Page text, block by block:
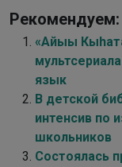
Рекомендуем:
«Айыы
язык
В детской
интенсив по
школьников
Состоялась